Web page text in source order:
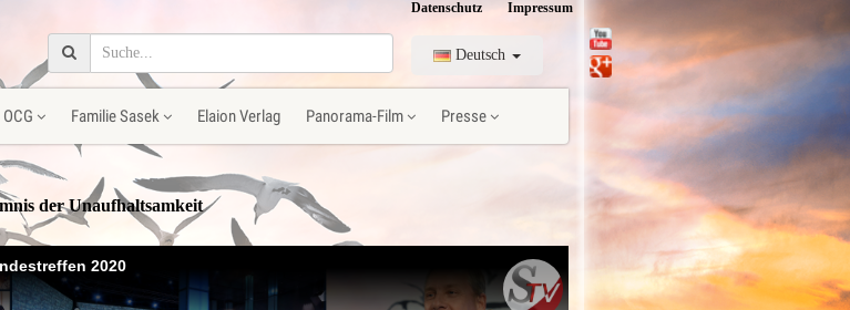
Datenschutz Impressum
Deutsch
OCG Familie Sasek Elaion Verlag Panorama-Film Presse
der Unaufhaltsamkeit
2020